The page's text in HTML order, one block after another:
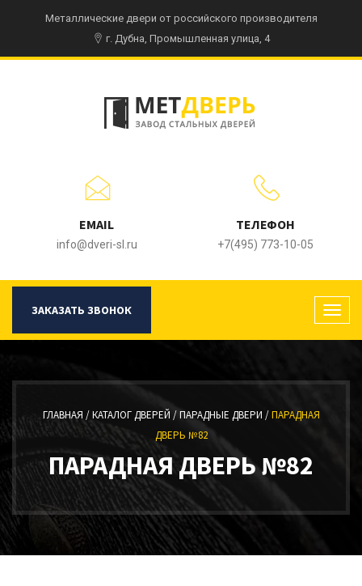
Металлические двери от российского производителя
г. Дубна, Промышленная улица, 4
EMAIL
info@dveri-sl.ru
ТЕЛЕФОН
+7(495) 773-10-05
ЗАКАЗАТЬ ЗВОНОК
ГЛАВНАЯ /КАТАЛОГ ДВЕРЕЙ /ПАРАДНЫЕ ДВЕРИ /ПАРАДНАЯ
ДВЕРЬ №82
ПАРАДНАЯ ДВЕРЬ №82